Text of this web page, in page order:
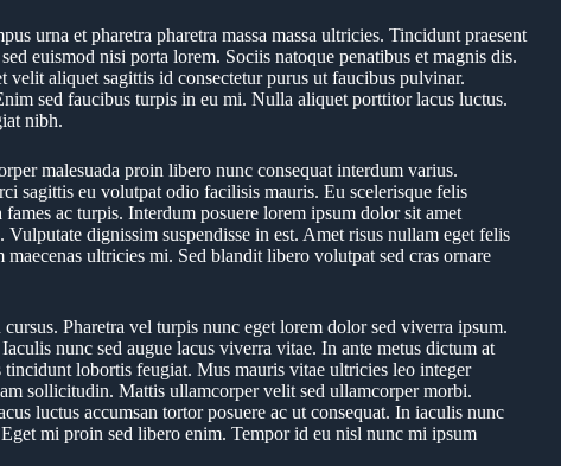
urna et pharetra pharetra massa massa ultricies. Tincidunt praesent
euismod nisi porta lorem. Sociis natoque penatibus et magnis dis.
aliquet sagittis id consectetur purus ut faucibus pulvinar.
sed faucibus turpis in eu mi. Nulla aliquet porttitor lacus luctus.
nibh.
malesuada proin libero nunc consequat interdum varius.
sagittis eu volutpat odio facilisis mauris. Eu scelerisque felis
ac turpis. Interdum posuere lorem ipsum dolor sit amet
dignissim suspendisse in est. Amet risus nullam eget felis
ultricies mi. Sed blandit libero volutpat sed cras ornare
Pharetra vel turpis nunc eget lorem dolor sed viverra ipsum.
nunc sed augue lacus viverra vitae. In ante metus dictum at
lobortis feugiat. Mus mauris vitae ultricies leo integer
sollicitudin. Mattis ullamcorper velit sed ullamcorper morbi.
luctus accumsan tortor posuere ac ut consequat. In iaculis nunc
mi proin sed libero enim. Tempor id eu nisl nunc mi ipsum